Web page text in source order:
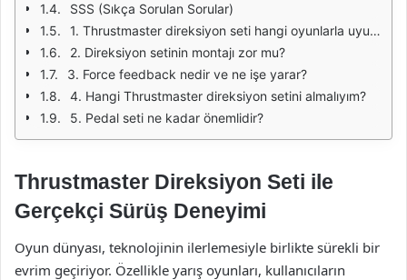
SSS (Sıkça Sorulan Sorular)
1. Thrustmaster direksiyon seti hangi oyunlarla uyumludur?
2. Direksiyon setinin montajı zor mu?
3. Force feedback nedir ve ne işe yarar?
4. Hangi Thrustmaster direksiyon setini almalıyım?
5. Pedal seti ne kadar önemlidir?
Thrustmaster Direksiyon Seti ile
Gerçekçi Sürüş Deneyimi
Oyun dünyası, teknolojinin ilerlemesiyle birlikte sürekli bir
evrim geçiriyor. Özellikle yarış oyunları, kullanıcıların